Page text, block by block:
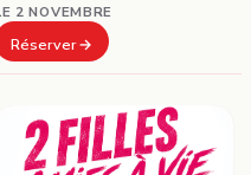
2 NOVEMBRE
Réserver